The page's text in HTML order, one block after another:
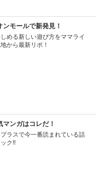
ンモールで新発見！
める新しい遊び方をママライ
から最新リポ！
マンガはコレだ！
ラスで今一番読まれている話
ク!!